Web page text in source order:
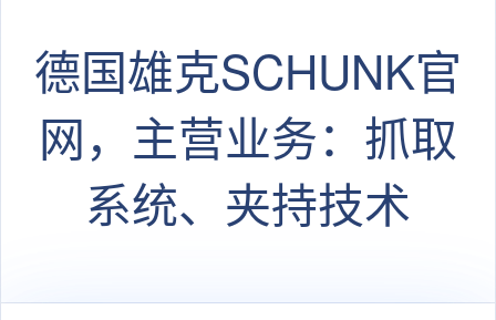
德国雄克SCHUNK官
网，主营业务：抓取
系统、夹持技术